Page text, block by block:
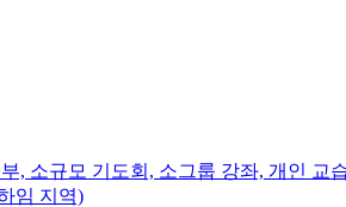
, 소규모 기도회, 소그룹 강좌, 개인 교
임 지역)